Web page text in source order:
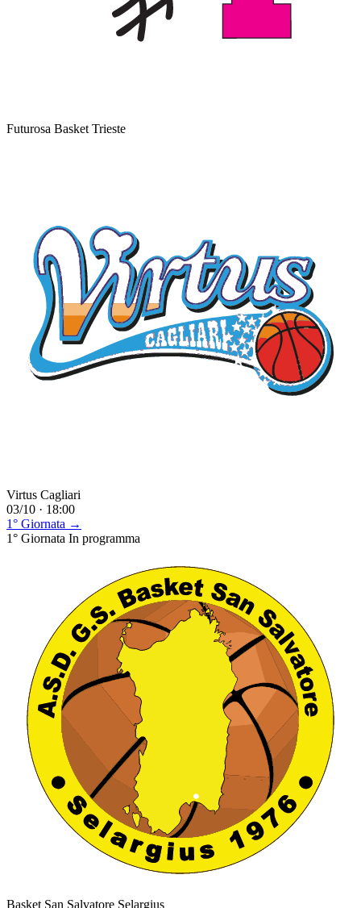
Futurosa Basket Trieste
Virtus Cagliari
03/10 · 18:00
1° Giornata →
1° Giornata In programma
Basket San Salvatore Selargius